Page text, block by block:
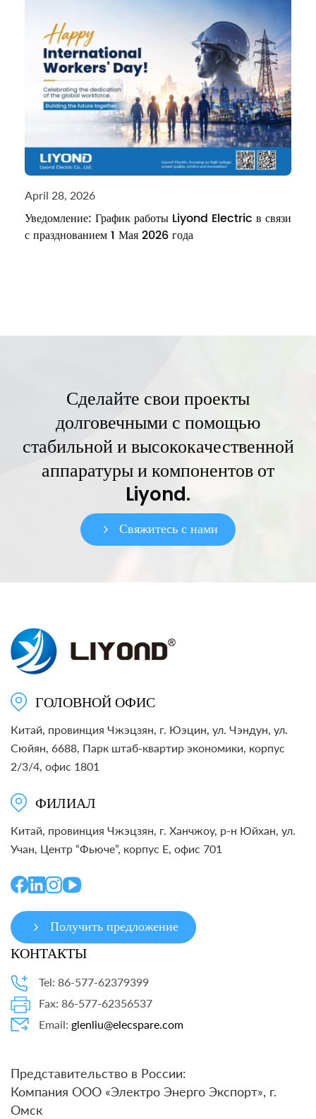
April 28, 2026
Уведомление: График работы Liyond Electric в связи
с празднованием 1 Мая 2026 года
Сделайте свои проекты
долговечными с помощью
стабильной и высококачественной
аппаратуры и компонентов от
Liyond.
Свяжитесь с нами
ГОЛОВНОЙ ОФИС
Китай, провинция Чжэцзян, г. Юэцин, ул. Чэндун, ул.
Сюйян, 6688, Парк штаб-квартир экономики, корпус
2/3/4, офис 1801
ФИЛИАЛ
Китай, провинция Чжэцзян, г. Ханчжоу, р-н Юйхан, ул.
Учан, Центр “Фьюче”, корпус E, офис 701
Получить предложение
КОНТАКТЫ
Tel: 86-577-62379399
Fax: 86-577-62356537
Email: glenliu@elecspare.com
Представительство в России:
Компания ООО «Электро Энерго Экспорт», г.
Омск